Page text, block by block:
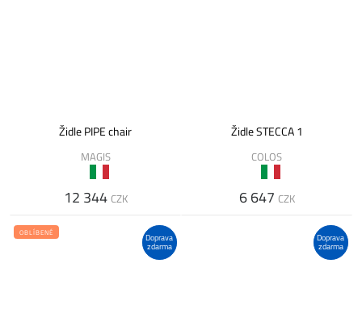
Židle PIPE chair
MAGIS
12 344 CZK
Židle STECCA 1
COLOS
6 647 CZK
Doprava
zdarma
OBLÍBENÉ Doprava
zdarma